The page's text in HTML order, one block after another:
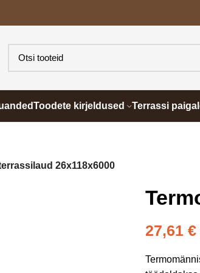
Toodete kirjeldused Terrassi
26x118x6000
27,61 €